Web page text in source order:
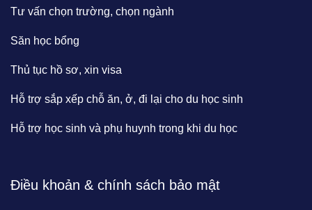
Tư vấn chọn trường, chọn ngành
Săn học bổng
Thủ tục hồ sơ, xin visa
Hỗ trợ sắp xếp chỗ ăn, ở, đi lại cho du học sinh
Hỗ trợ học sinh và phụ huynh trong khi du học
Điều khoản & chính sách bảo mật